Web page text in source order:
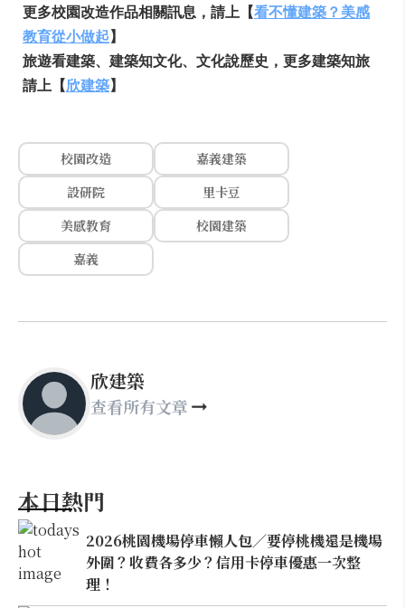
更多校園改造作品相關訊息，請上【看不懂建築？美感
教育從小做起】
旅遊看建築、建築知文化、文化說歷史，更多建築知旅
請上【欣建築】
校園改造
嘉義建築
設研院
里卡豆
美感教育
校園建築
嘉義
欣建築
查看所有文章
本日熱門
2026桃園機場停車懶人包／要停桃機還是機場
外圍？收費各多少？信用卡停車優惠一次整
理！